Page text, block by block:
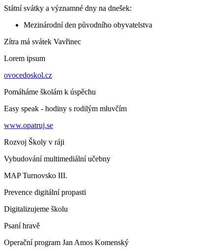
Státní svátky a významné dny na dnešek:
Mezinárodní den původního obyvatelstva
Zítra má svátek Vavřinec
Lorem ipsum
ovocedoskol.cz
Pomáháme školám k úspěchu
Easy speak - hodiny s rodilým mluvčím
www.opatruj.se
Rozvoj Školy v ráji
Vybudování multimediální učebny
MAP Turnovsko III.
Prevence digitální propasti
Digitalizujeme školu
Psaní hravě
Operační program Jan Amos Komenský